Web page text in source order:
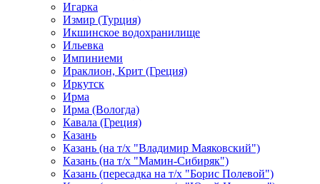
Игарка
Измир (Турция)
Икшинское водохранилище
Ильевка
Импиниеми
Ираклион, Крит (Греция)
Иркутск
Ирма
Ирма (Вологда)
Кавала (Греция)
Казань
Казань (на т/х "Владимир Маяковский")
Казань (на т/х "Мамин-Сибиряк")
Казань (пересадка на т/х "Борис Полевой")